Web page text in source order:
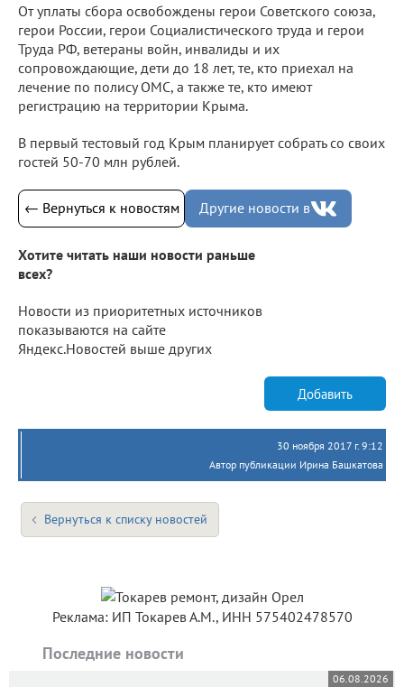
От уплаты сбора освобождены герои Советского союза,
герои России, герои Социалистического труда и герои
Труда РФ, ветераны войн, инвалиды и их
сопровождающие, дети до 18 лет, те, кто приехал на
лечение по полису ОМС, а также те, кто имеют
регистрацию на территории Крыма.
В первый тестовый год Крым планирует собрать со своих
гостей 50-70 млн рублей.
← Вернуться к новостям Другие новости в
Хотите читать наши новости раньше
всех?
Новости из приоритетных источников
показываются на сайте
Яндекс.Новостей выше других
Добавить
30 ноября 2017 г. 9:12
Автор публикации Ирина Башкатова
Вернуться к списку новостей
Реклама: ИП Токарев А.М., ИНН 575402478570
Последние новости
06.08.2026